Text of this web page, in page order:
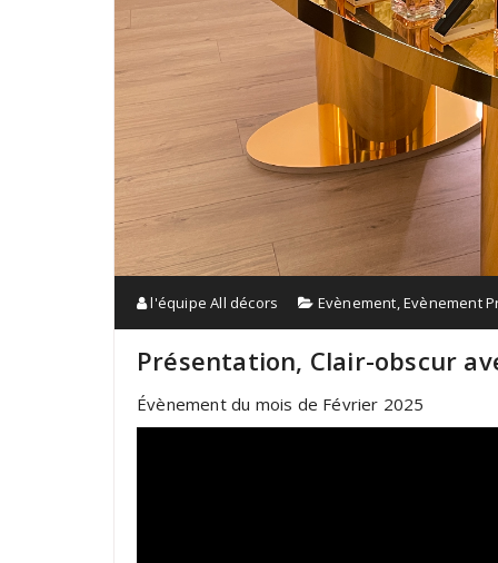
l'équipe All décors Evènement,Evènement
Présentation, Clair-obscur
Évènement du mois de Février 2025